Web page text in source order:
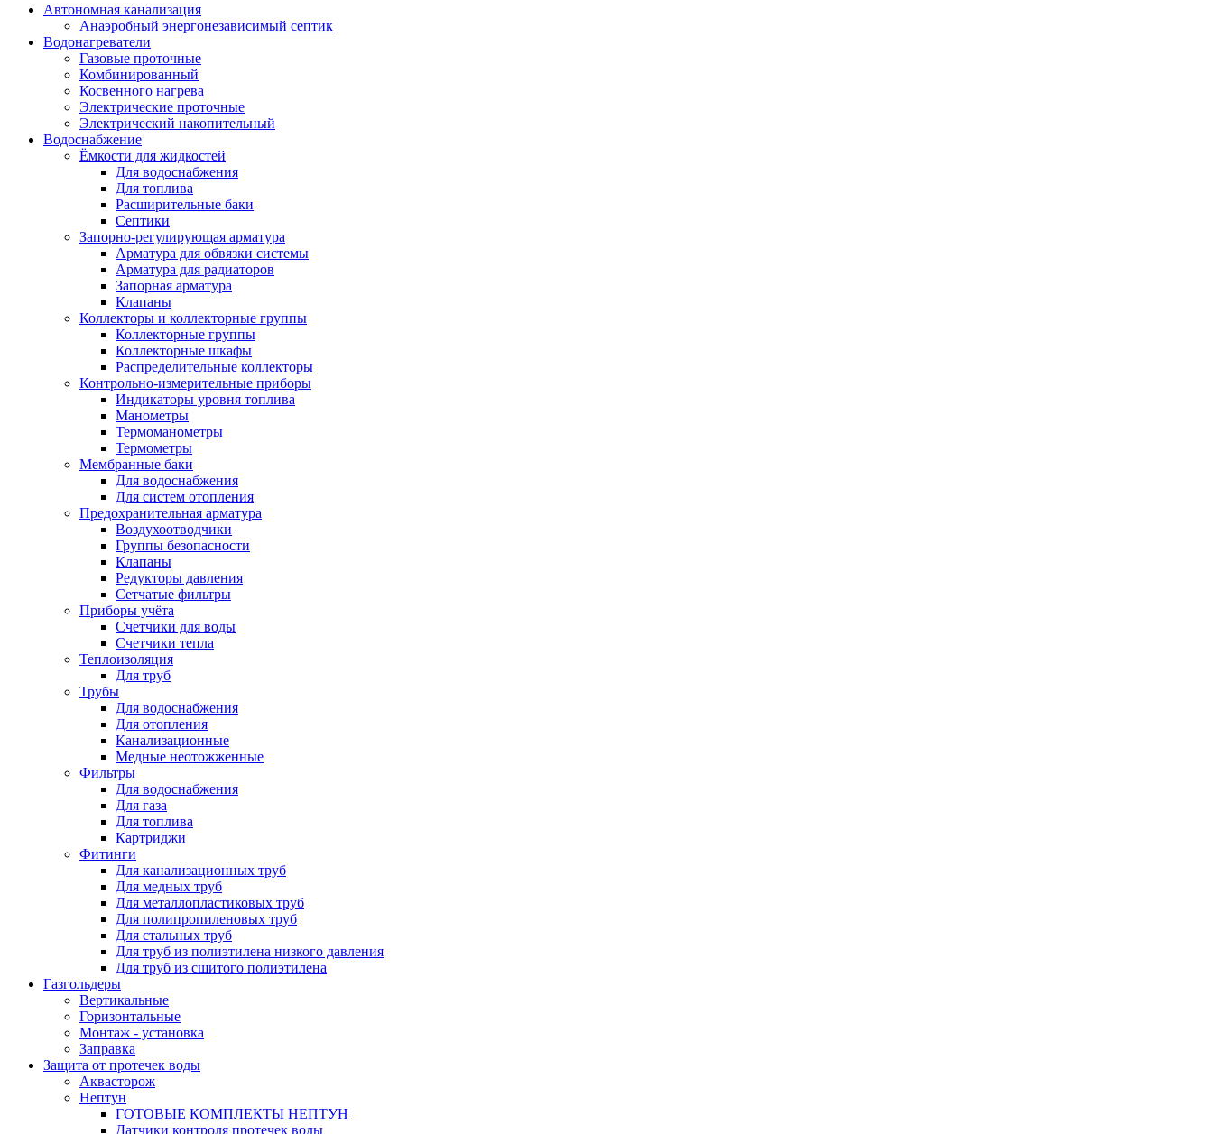
Автономная канализация
Анаэробный энергонезависимый септик
Водонагреватели
Газовые проточные
Комбинированный
Косвенного нагрева
Электрические проточные
Электрический накопительный
Водоснабжение
Ёмкости для жидкостей
Для водоснабжения
Для топлива
Расширительные баки
Септики
Запорно-регулирующая арматура
Арматура для обвязки системы
Арматура для радиаторов
Запорная арматура
Клапаны
Коллекторы и коллекторные группы
Коллекторные группы
Коллекторные шкафы
Распределительные коллекторы
Контрольно-измерительные приборы
Индикаторы уровня топлива
Манометры
Термоманометры
Термометры
Мембранные баки
Для водоснабжения
Для систем отопления
Предохранительная арматура
Воздухоотводчики
Группы безопасности
Клапаны
Редукторы давления
Сетчатые фильтры
Приборы учёта
Счетчики для воды
Счетчики тепла
Теплоизоляция
Для труб
Трубы
Для водоснабжения
Для отопления
Канализационные
Медные неотожженные
Фильтры
Для водоснабжения
Для газа
Для топлива
Картриджи
Фитинги
Для канализационных труб
Для медных труб
Для металлопластиковых труб
Для полипропиленовых труб
Для стальных труб
Для труб из полиэтилена низкого давления
Для труб из сшитого полиэтилена
Газгольдеры
Вертикальные
Горизонтальные
Монтаж - установка
Заправка
Защита от протечек воды
Аквасторож
Нептун
ГОТОВЫЕ КОМПЛЕКТЫ НЕПТУН
Датчики контроля протечек воды